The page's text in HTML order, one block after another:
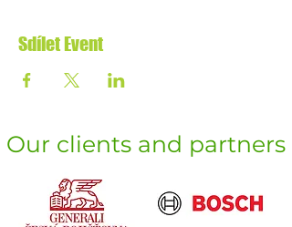
Sdílet Event
Our clients and partners